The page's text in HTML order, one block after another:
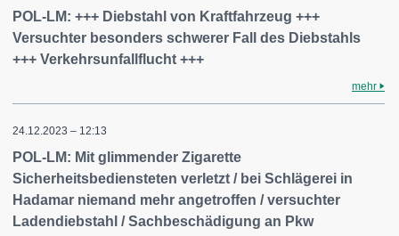
POL-LM: +++ Diebstahl von Kraftfahrzeug +++
Versuchter besonders schwerer Fall des Diebstahls
+++ Verkehrsunfallflucht +++
mehr
24.12.2023 – 12:13
POL-LM: Mit glimmender Zigarette
Sicherheitsbediensteten verletzt / bei Schlägerei in
Hadamar niemand mehr angetroffen / versuchter
Ladendiebstahl / Sachbeschädigung an Pkw